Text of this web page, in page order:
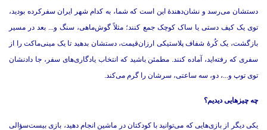
دستشان می‌رسد و نشان‌دهندۀ این است که شما، به کدام شهر ایران سفرکرده بودید،
توی یک کیف دستی یا ساک کوچک جمع کنند؛ مثلاً گوش‌ماهی، سنگ و.‌.‌.‌ بعد در مسیر
بازگشت، یک کُرۀ شفاف پلاستیکی ارزان‌قیمت، دستشان بدهید تا یک مینی‌ماکت را از
سفری که رفته‌اید، آماده کنند.‌ مطمئن باشید که انتخاب یادگاری‌های سفر، جا دادنشان
توی توپ و.‌.‌.‌، دو، سه ساعتی، سرشان را گرم می‌کند.‌
چه چیزهایی دیدیم؟
یکی دیگر از بازی‌هایی که می‌توانید با کودکتان در ماشین انجام دهید، بازی بیست‌سؤالی